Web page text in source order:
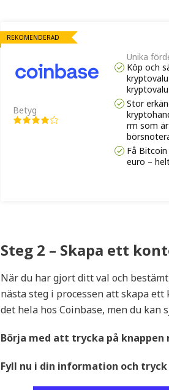
Betyg
Unika
Köp och
Stor
rm som är
Få
euro –
REKOMENDERAD
Steg 2 – Skapa ett
När du har gjort ditt val och
nästa steg i processen att skapa
det hela hos Coinbase, men du
Börja med att trycka på
Fyll nu i din information och tryck